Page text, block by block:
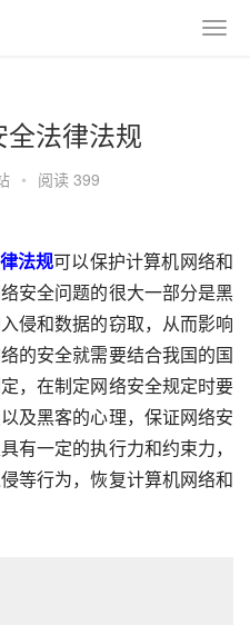
法律法规
• 阅读 399
法规可以保护计算机网络和
安全问题的很大一部分是黑
侵和数据的窃取，从而影响
的安全就需要结合我国的国
，在制定网络安全规定时要
及黑客的心理，保证网络安
有一定的执行力和约束力，
等行为，恢复计算机网络和